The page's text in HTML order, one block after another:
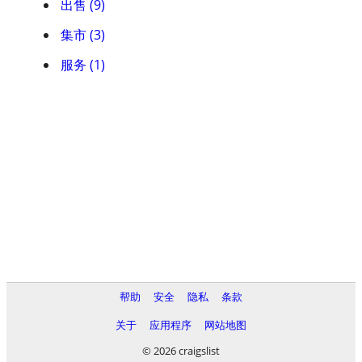
出售 (9)
集市 (3)
服务 (1)
帮助 安全 隐私
条款
关于
应用程序
网站地图
© 2026 craigslist